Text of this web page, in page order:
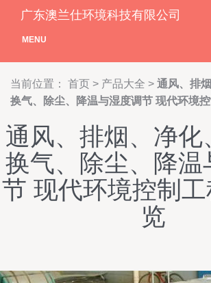
广东澳兰仕环境科技有限公司
MENU
当前位置： 首页 > 产品大全 > 通风、排
换气、除尘、降温与湿度调节 现代环境
通风、排烟、净化
换气、除尘、降温
节 现代环境控制
览